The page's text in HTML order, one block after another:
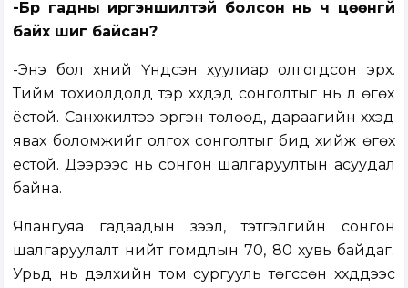
-Бүр гадны иргэншилтэй болсон нь ч цөөнгүй
байх шиг байсан?
-Энэ бол хүний Үндсэн хуулиар олгогдсон эрх.
Тийм тохиолдолд тэр хүүхдэд сонголтыг нь л өгөх
ёстой. Санхүүжилтээ эргэн төлөөд, дараагийн хүүхэд
явах боломжийг олгох сонголтыг бид хийж өгөх
ёстой. Дээрээс нь сонгон шалгаруултын асуудал
байна.
Ялангуяа гадаадын зээл, тэтгэлгийн сонгон
шалгаруулалт нийт гомдлын 70, 80 хувь байдаг.
Урьд нь дэлхийн том сургууль төгссөн хүүхдүүдээс